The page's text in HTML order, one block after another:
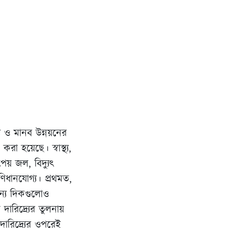
ও মানব উন্নয়নের
হয়েছে। স্বাস্থ্য,
জল, বিদ্যুৎ
প্রথমত,
দিকগুলোও
তুলনায়
ওপরেই